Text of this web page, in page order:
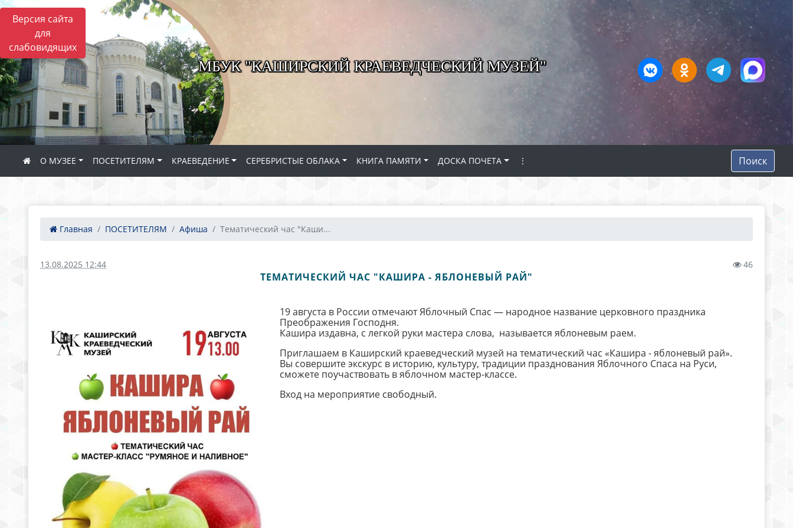
Версия сайта
для
слабовидящих
МБУК "КАШИРСКИЙ КРАЕВЕДЧЕСКИЙ МУЗЕЙ"
О МУЗЕЕ ПОСЕТИТЕЛЯМ КРАЕВЕДЕНИЕ СЕРЕБРИСТЫЕ ОБЛАКА КНИГА ПАМЯТИ ДОСКА ПОЧЕТА ⋮ Поиск
Главная ПОСЕТИТЕЛЯМ Афиша Тематический час "Каши...
13.08.2025 12:44 46
ТЕМАТИЧЕСКИЙ ЧАС "КАШИРА - ЯБЛОНЕВЫЙ РАЙ"
19 августа в России отмечают Яблочный Спас — народное название церковного праздника
Преображения Господня.
Кашира издавна, с легкой руки мастера слова, называется яблоневым раем.
Приглашаем в Каширский краеведческий музей на тематический час «Кашира - яблоневый рай».
Вы совершите экскурс в историю, культуру, традиции празднования Яблочного Спаса на Руси,
сможете поучаствовать в яблочном мастер-классе.
Вход на мероприятие свободный.